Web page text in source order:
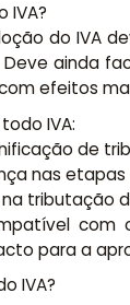
IVA?
do IVA
ainda
efeitos
IVA:
de
nas
tributação
com
para a
IVA?